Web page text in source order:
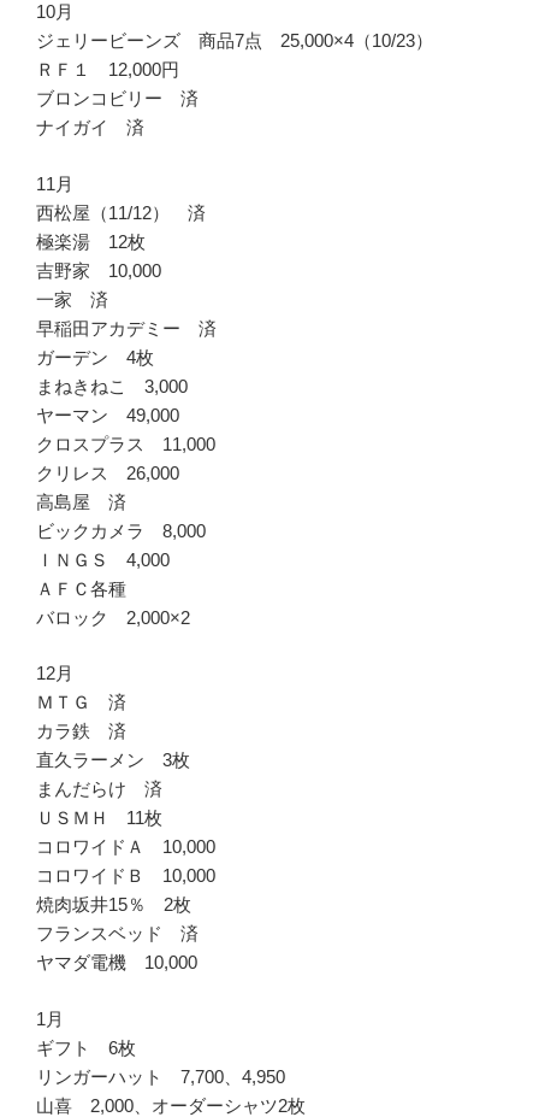
10月
ジェリービーンズ 商品7点 25,000×4（10/23）
ＲＦ１ 12,000円
ブロンコビリー 済
ナイガイ 済
11月
西松屋（11/12） 済
極楽湯 12枚
吉野家 10,000
一家 済
早稲田アカデミー 済
ガーデン 4枚
まねきねこ 3,000
ヤーマン 49,000
クロスプラス 11,000
クリレス 26,000
高島屋 済
ビックカメラ 8,000
ＩＮＧＳ 4,000
ＡＦＣ各種
バロック 2,000×2
12月
ＭＴＧ 済
カラ鉄 済
直久ラーメン 3枚
まんだらけ 済
ＵＳＭＨ 11枚
コロワイドＡ 10,000
コロワイドＢ 10,000
焼肉坂井15％ 2枚
フランスベッド 済
ヤマダ電機 10,000
1月
ギフト 6枚
リンガーハット 7,700、4,950
山喜 2,000、オーダーシャツ2枚